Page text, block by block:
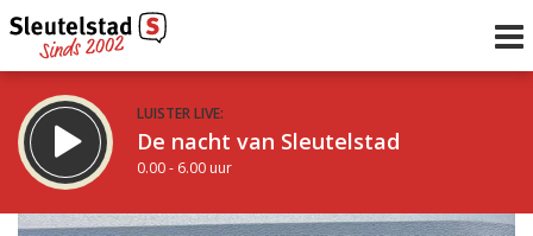
LUISTER LIVE:
De nacht van Sleutelstad
0.00 - 6.00 uur
STRAKS: